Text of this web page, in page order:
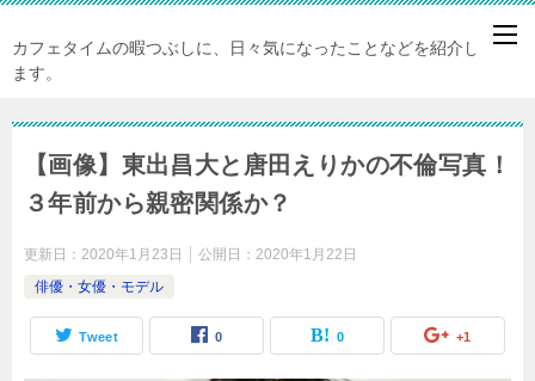
カフェタイムの暇つぶしに、日々気になったことなどを紹介してい
ます。
【画像】東出昌大と唐田えりかの不倫写真！
３年前から親密関係か？
更新日： 2020年1月23日 公開日： 2020年1月22日
俳優・女優・モデル
Tweet 0 0 +1